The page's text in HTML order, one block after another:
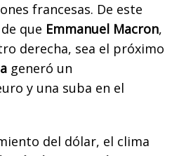
francesas. De este
que Emmanuel Macron,
derecha, sea el próximo
generó un
y una suba en el
del dólar, el clima